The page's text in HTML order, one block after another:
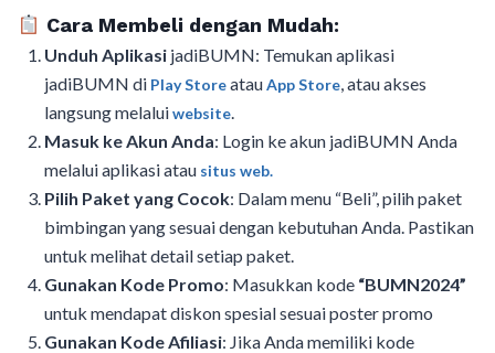
Cara Membeli dengan Mudah:
Unduh Aplikasi jadiBUMN: Temukan aplikasi
jadiBUMN di Play StoreatauApp Store, atau akses
langsung melaluiwebsite.
Masuk ke Akun Anda: Login ke akun jadiBUMN Anda
melalui aplikasi atau situs web.
Pilih Paket yang Cocok: Dalam menu “Beli”, pilih paket
bimbingan yang sesuai dengan kebutuhan Anda. Pastikan
untuk melihat detail setiap paket.
Gunakan Kode Promo: Masukkan kode “BUMN2024”
untuk mendapat diskon spesial sesuai poster promo
Gunakan Kode Afiliasi: Jika Anda memiliki kode